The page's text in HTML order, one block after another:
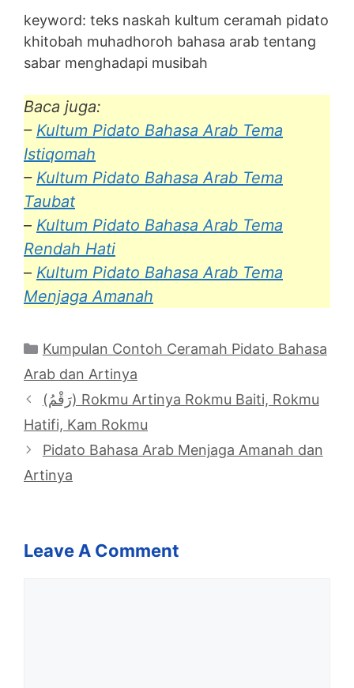
keyword: teks naskah kultum ceramah pidato
khitobah muhadhoroh bahasa arab tentang
sabar menghadapi musibah
Baca juga:
– Kultum Pidato Bahasa Arab Tema
Istiqomah
– Kultum Pidato Bahasa Arab Tema
Taubat
– Kultum Pidato Bahasa Arab Tema
Rendah Hati
– Kultum Pidato Bahasa Arab Tema
Menjaga Amanah
Categories
Kumpulan Contoh Ceramah Pidato Bahasa
Arab dan Artinya
(رَقْمُ) Rokmu Artinya Rokmu Baiti, Rokmu
Hatifi, Kam Rokmu
Pidato Bahasa Arab Menjaga Amanah dan
Artinya
Leave A Comment